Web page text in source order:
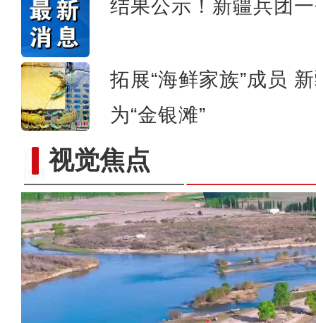
结果公示！新疆兵团
拓展“海鲜家族”成员
为“金银滩”
视觉焦点标题：新“食”尚！“小份